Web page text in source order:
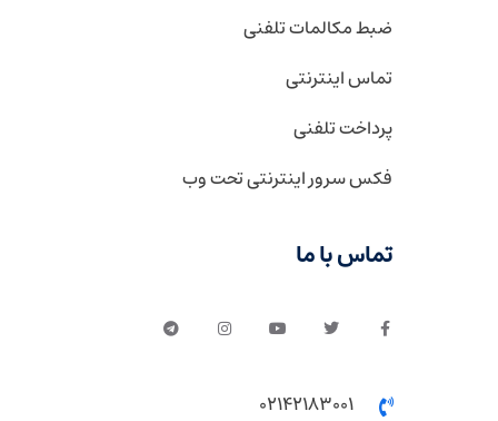
ضبط مکالمات تلفنی
تماس اینترنتی
پرداخت تلفنی
فکس سرور اینترنتی تحت وب
تماس با ما
02142183001